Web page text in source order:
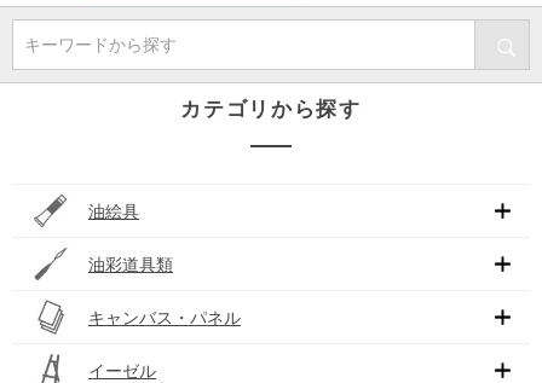
キーワードから探す
カテゴリから探す
油絵具
油彩道具類
キャンバス・パネル
イーゼル